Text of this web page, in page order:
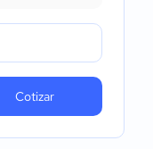
Cotizar